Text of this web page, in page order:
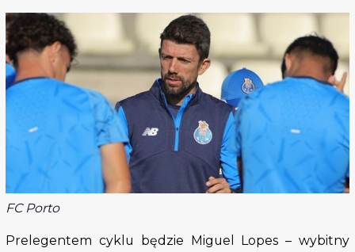
FC Porto
Prelegentem cyklu będzie Miguel Lopes – wybitny